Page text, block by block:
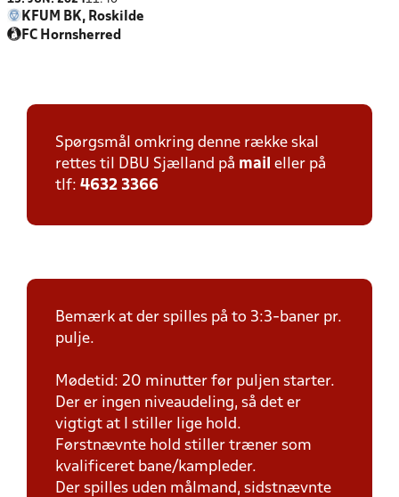
KFUM BK, Roskilde
FC Hornsherred
Spørgsmål omkring denne række skal
rettes til DBU Sjælland på mail eller på
tlf: 4632 3366
Bemærk at der spilles på to 3:3-baner pr.
pulje.
Mødetid: 20 minutter før puljen starter.
Der er ingen niveaudeling, så det er
vigtigt at I stiller lige hold.
Førstnævnte hold stiller træner som
kvalificeret bane/kampleder.
Der spilles uden målmand, sidstnævnte